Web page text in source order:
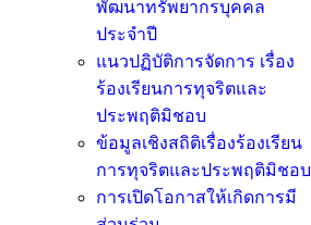
พัฒนาทรัพยากรบุคคล
ประจำปี
แนวปฏิบัติการจัดการ เรื่อง
ร้องเรียนการทุจริตและ
ประพฤติมิชอบ
ข้อมูลเชิงสถิติเรื่องร้องเรียน
การทุจริตและประพฤติมิชอบ
การเปิดโอกาสให้เกิดการมี